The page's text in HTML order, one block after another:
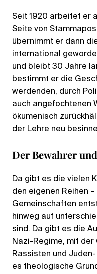
Seit 1920 arbeitet er
Seite von
übernimmt er dann
international
und bleibt 30 Jahre
bestimmt er die
werdenden, durch
auch angefochtenen
ökumenisch
der Lehre neu
Der Bewahrer
Da gibt es die vielen
den eigenen Reihen
Gemeinschaften
hinweg auf
sind. Da gibt es die
Nazi-Regime, mit
Rassisten und
es theologische